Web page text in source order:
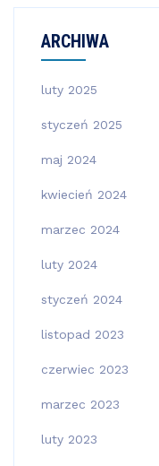
ARCHIWA
luty 2025
styczeń 2025
maj 2024
kwiecień 2024
marzec 2024
luty 2024
styczeń 2024
listopad 2023
czerwiec 2023
marzec 2023
luty 2023